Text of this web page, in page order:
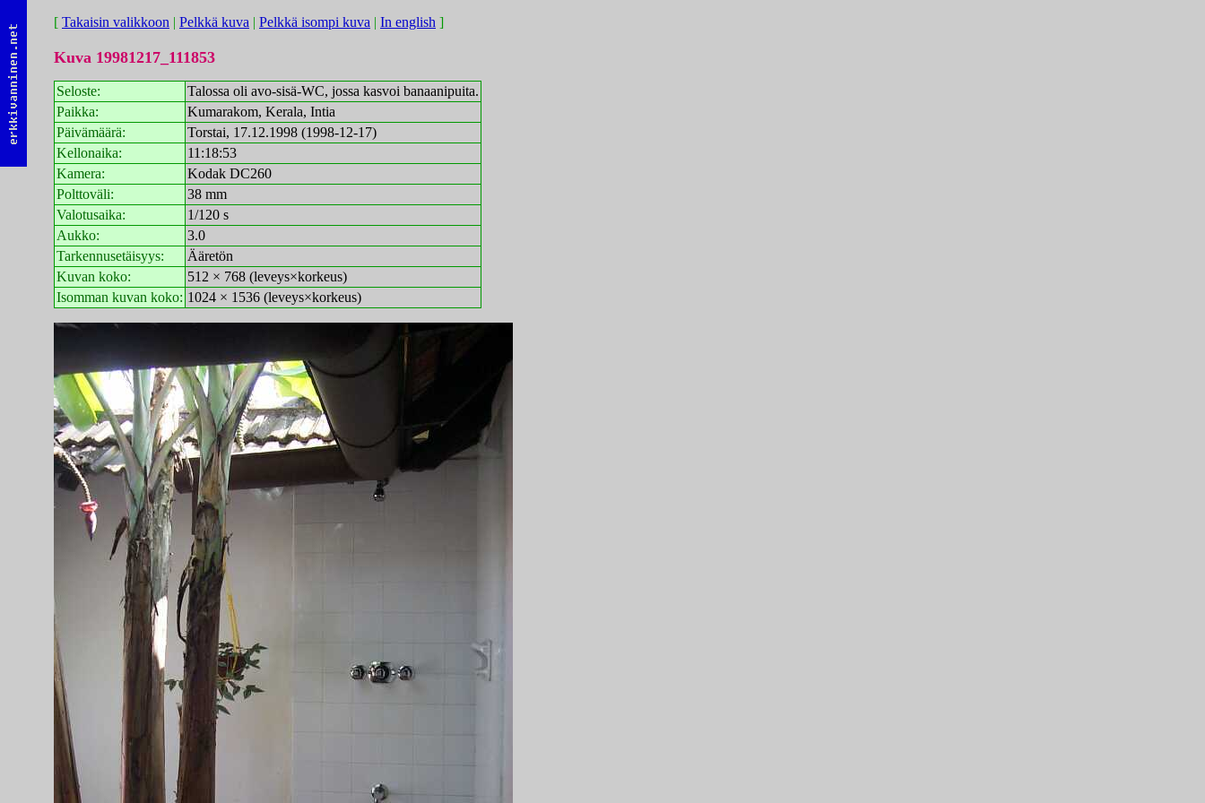
[ Takaisin valikkoon | Pelkkä kuva | Pelkkä isompi kuva | In english ]
Kuva 19981217_111853
Seloste:
Talossa oli avo-sisä-WC, jossa kasvoi banaanipuita.
Paikka:
Kumarakom, Kerala, Intia
Päivämäärä:
Torstai, 17.12.1998 (1998-12-17)
Kellonaika:
11:18:53
Kamera:
Kodak DC260
Polttoväli:
38 mm
Valotusaika:
1/120 s
Aukko:
3.0
Tarkennusetäisyys:
Ääretön
Kuvan koko:
512 × 768 (leveys×korkeus)
Isomman kuvan koko: 1024 × 1536 (leveys×korkeus)